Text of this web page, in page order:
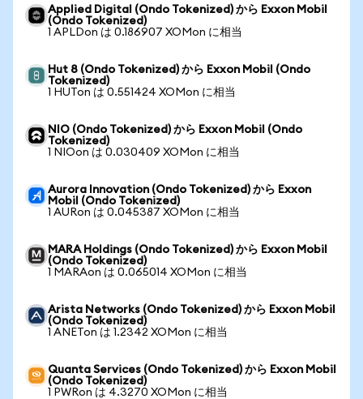
Applied Digital (Ondo Tokenized) から Exxon Mobil
(Ondo Tokenized)
1 APLDon は 0.186907 XOMon に相当
Hut 8 (Ondo Tokenized) から Exxon Mobil (Ondo
Tokenized)
1 HUTon は 0.551424 XOMon に相当
NIO (Ondo Tokenized) から Exxon Mobil (Ondo
Tokenized)
1 NIOon は 0.030409 XOMon に相当
Aurora Innovation (Ondo Tokenized) から Exxon
Mobil (Ondo Tokenized)
1 AURon は 0.045387 XOMon に相当
MARA Holdings (Ondo Tokenized) から Exxon Mobil
(Ondo Tokenized)
1 MARAon は 0.065014 XOMon に相当
Arista Networks (Ondo Tokenized) から Exxon Mobil
(Ondo Tokenized)
1 ANETon は 1.2342 XOMon に相当
Quanta Services (Ondo Tokenized) から Exxon Mobil
(Ondo Tokenized)
1 PWRon は 4.3270 XOMon に相当